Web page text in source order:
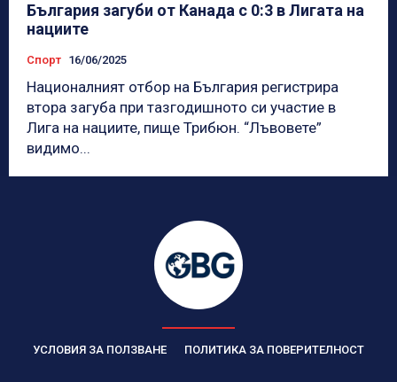
България загуби от Канада с 0:3 в Лигата на
нациите
Спорт 16/06/2025
Националният отбор на България регистрира
втора загуба при тазгодишното си участие в
Лига на нациите, пище Трибюн. “Лъвовете”
видимо...
УСЛОВИЯ ЗА ПОЛЗВАНЕ ПОЛИТИКА ЗА ПОВЕРИТЕЛНОСТ